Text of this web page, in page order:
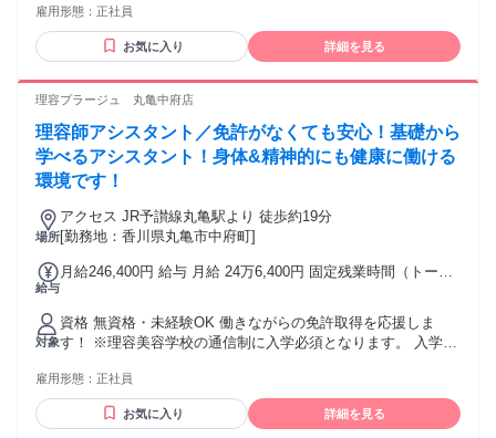
マネジメント経験を活かしたい！ ◎全国規模で働きたい！ ◎
自分のキャリアをもっと磨きたい！ ◎新しいことに挑戦した
い ◎部門長を目指してキャリアアップをしたい方
雇用形態： 正社員
お気に入り 詳細を見る
理容プラージュ 丸亀中府店
理容師アシスタント／免許がなくても安心！基礎から
学べるアシスタント！身体&精神的にも健康に働ける
環境です！
場所
アクセス JR予讃線丸亀駅より 徒歩約19分
[勤務地：香川県丸亀市中府町]
給与
月給246,400円 給与 月給 24万6,400円 固定残業時間（トータ
（研修期間 6 ヶ月） 研修中 固定残業時間（トータル） 44時
間/月 研修中 残業代 6万1,600円 固定時間外手当（44h分）
61,600円含む。超過分別途支給。 ※上記給与は22日出勤の給
与 ※給与は経験・能力により異なる
対象
資格 無資格・未経験OK 働きながらの免許取得を応援しま
す！ ※理容美容学校の通信制に入学必須となります。 入学時
（延長雇用65歳） 学歴不問 下記などの経験がある方は必見で
す！ 他社理容室(理髪店・散髪)・ヘアカット専門店・ヘアカ
ラー専門店などで、理容師 スタイリスト、アシスタントなど
雇用形態： 正社員
お気に入り 詳細を見る